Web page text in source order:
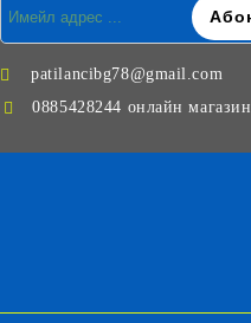
patilancibg78@gmail.com
0885428244 онлайн магазин